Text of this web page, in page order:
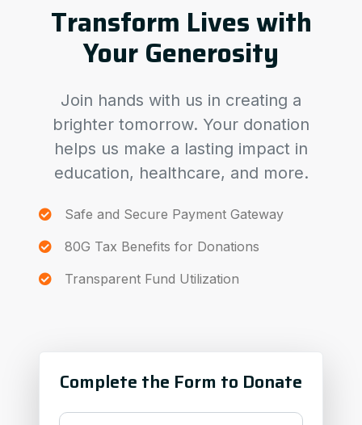
Transform Lives with
Your Generosity
Join hands with us in creating a
brighter tomorrow. Your donation
helps us make a lasting impact in
education, healthcare, and more.
Safe and Secure Payment Gateway
80G Tax Benefits for Donations
Transparent Fund Utilization
Complete the Form to Donate